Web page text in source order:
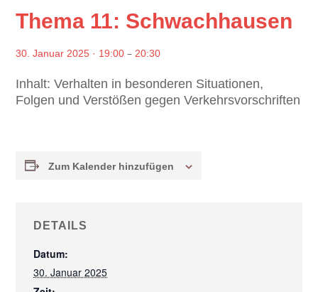
Thema 11: Schwachhausen
30. Januar 2025 · 19:00 – 20:30
Inhalt: Verhalten in besonderen Situationen,
Folgen und Verstößen gegen Verkehrsvorschriften
Zum Kalender hinzufügen
DETAILS
Datum:
30. Januar 2025